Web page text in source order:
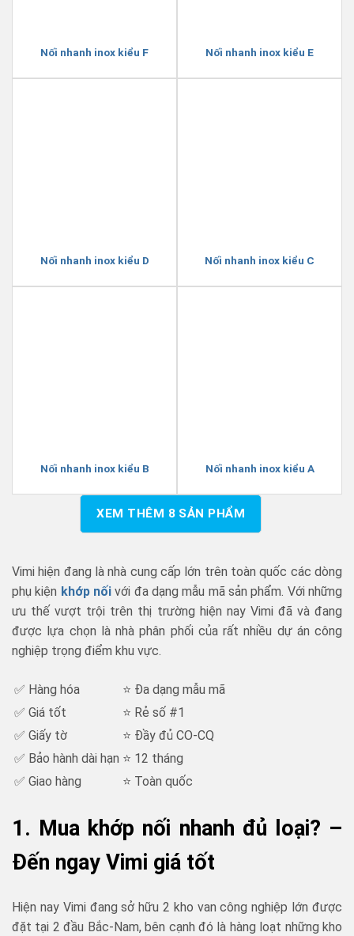
Nối nhanh inox kiểu F Nối nhanh inox kiểu E
Nối nhanh inox kiểu D Nối nhanh inox kiểu C
Nối nhanh inox kiểu B Nối nhanh inox kiểu A
XEM THÊM 8SẢN PHẨM
Vimi hiện đang là nhà cung cấp lớn trên toàn quốc các dòng
phụ kiện khớp nối với đa dạng mẫu mã sản phẩm. Với những
ưu thế vượt trội trên thị trường hiện nay Vimi đã và đang
được lựa chọn là nhà phân phối của rất nhiều dự án công
nghiệp trọng điểm khu vực.
✅ Hàng hóa
⭐ Đa dạng mẫu mã
✅ Giá tốt
⭐ Rẻ số #1
✅ Giấy tờ
⭐ Đầy đủ CO-CQ
✅ Bảo hành dài hạn ⭐ 12 tháng
✅ Giao hàng
⭐ Toàn quốc
1. Mua khớp nối nhanh đủ loại? –
Đến ngay Vimi giá tốt
Hiện nay Vimi đang sở hữu 2 kho van công nghiệp lớn được
đặt tại 2 đầu Bắc-Nam, bên cạnh đó là hàng loạt những kho